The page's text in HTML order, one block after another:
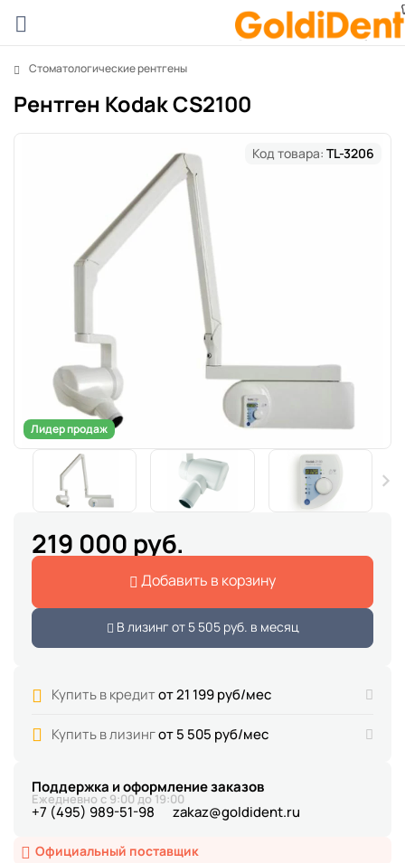
Стоматологические рентгены
Рентген Kodak CS2100
Лидер продаж
Код товара: TL-3206
Официальный поставщик
219 000 руб.
Добавить в корзину
В лизинг от 5 505 руб. в месяц
Купить в кредитот 21 199 руб/мес
Купить в лизингот 5 505 руб/мес
Поддержка и оформление заказов
Ежедневно с 9:00 до 19:00
+7 (495) 989-51-98 zakaz@goldident.ru